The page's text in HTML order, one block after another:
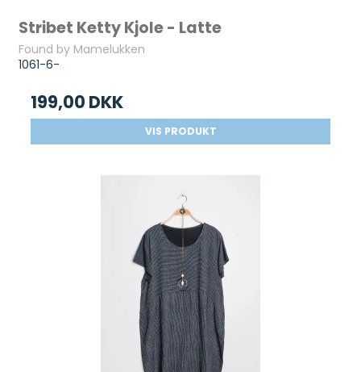
Stribet Ketty Kjole - Latte
Found by Mamelukken
1061-6-
199,00 DKK
VIS PRODUKT